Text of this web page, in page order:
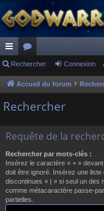
ac
co
ur
s
or
u
m
Rechercher Connexion
Accueil du forum
Rechercher
Requête de la
Rechercher par mots-clés :
Insérez le caractère « + »
doit être ignoré. Insérez une
discontinues « | » si seul un des
comme métacaractère passe-
partielles.